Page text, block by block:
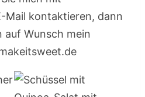
Mail kontaktieren, dann
auf Wunsch mein